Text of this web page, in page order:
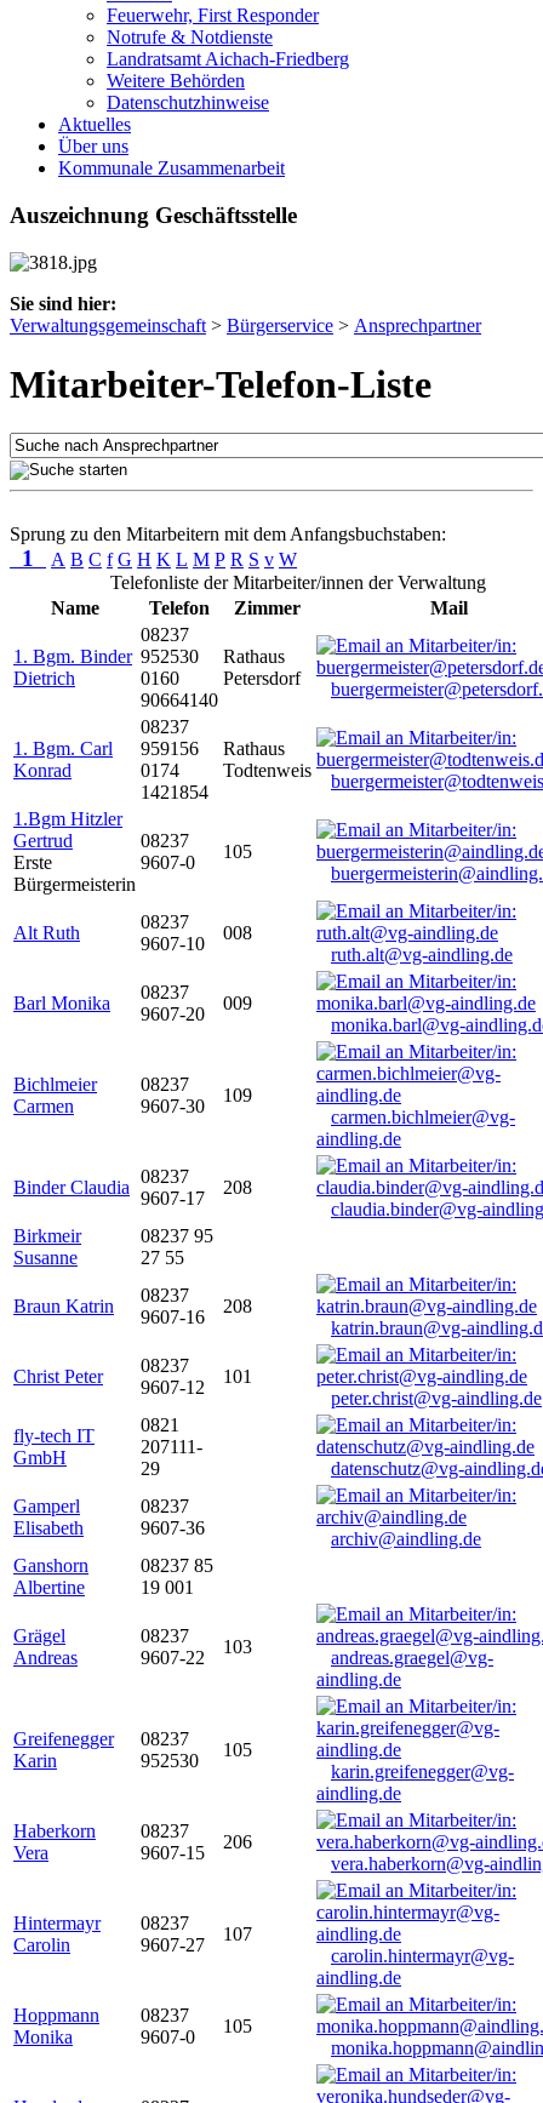
Feuerwehr, First Responder
Notrufe & Notdienste
Landratsamt Aichach-Friedberg
Weitere Behörden
Datenschutzhinweise
Aktuelles
Über uns
Kommunale Zusammenarbeit
Auszeichnung Geschäftsstelle
Sie sind hier:
Verwaltungsgemeinschaft > Bürgerservice > Ansprechpartner
Mitarbeiter-Telefon-Liste
Sprung zu den Mitarbeitern mit dem Anfangsbuchstaben:
1 A B C f G H K L M P R S v W
Telefonliste der Mitarbeiter/innen der Verwaltung
Name
Telefon Zimmer Mail
1. Bgm. Binder
Dietrich
08237
952530
0160
90664140
Rathaus
Petersdorf
1. Bgm. Carl
Konrad
08237
959156
0174
1421854
Rathaus
Todtenweis
1.Bgm Hitzler
Gertrud
Erste
Bürgermeisterin
08237
9607-0
105
Alt Ruth
08237
9607-10
008
ruth.alt@vg-aindling.de
Barl Monika
08237
9607-20
009
monika.barl@vg-
Bichlmeier
Carmen
08237
9607-30
109
carmen.bichlmeier@vg-
aindling.de
Binder Claudia
08237
9607-17
208
claudia.binder@vg-
Birkmeir
Susanne
08237 95
27 55
Braun Katrin
08237
9607-16
208
katrin.braun@vg-
Christ Peter
08237
9607-12
101
peter.christ@vg-aindling.de
fly-tech IT
GmbH
0821
207111-
29
datenschutz@vg-
Gamperl
Elisabeth
08237
9607-36
archiv@aindling.de
Ganshorn
Albertine
08237 85
19 001
Grägel
Andreas
08237
9607-22
103
andreas.graegel@vg-
aindling.de
Greifenegger
Karin
08237
952530
105
karin.greifenegger@vg-
aindling.de
Haberkorn
Vera
08237
9607-15
206
vera.haberkorn@vg-
Hintermayr
Carolin
08237
9607-27
107
carolin.hintermayr@vg-
aindling.de
Hoppmann
Monika
08237
9607-0
105